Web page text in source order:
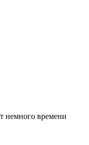
немного времени